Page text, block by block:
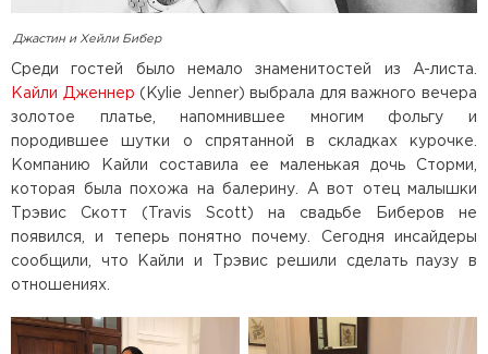
Джастин и Хейли Бибер
Среди гостей было немало знаменитостей из A-листа.
Кайли Дженнер (Kylie Jenner) выбрала для важного вечера
золотое платье, напомнившее многим фольгу и
породившее шутки о спрятанной в складках курочке.
Компанию Кайли составила ее маленькая дочь Сторми,
которая была похожа на балерину. А вот отец малышки
Трэвис Скотт (Travis Scott) на свадьбе Биберов не
появился, и теперь понятно почему. Сегодня инсайдеры
сообщили, что Кайли и Трэвис решили сделать паузу в
отношениях.